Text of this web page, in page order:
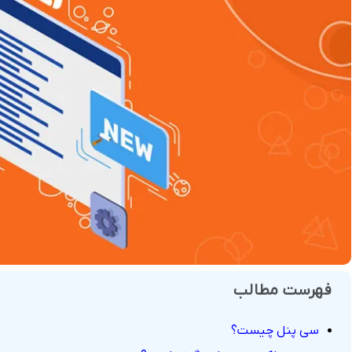
درگاه های پرداخت
تحویل
فهرست مطالب
سی پنل چیست؟